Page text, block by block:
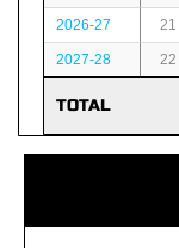
2026-27 21
2027-28 22
TOTAL